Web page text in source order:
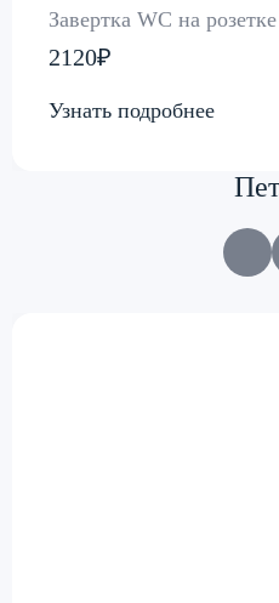
Завертка WC на
2120₽
Узнать подробнее